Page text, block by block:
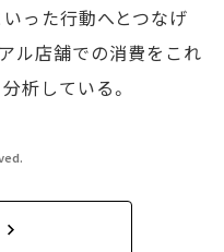
いった行動へとつなげ
ル店舗での消費をこれ
析している。